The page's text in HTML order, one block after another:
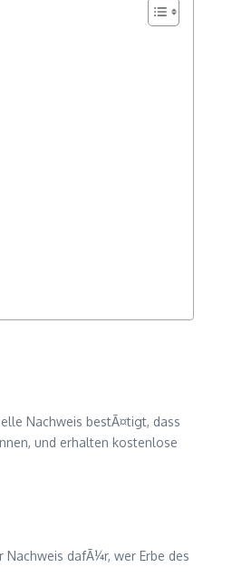
Nachweis bestÃ¤tigt, dass
und erhalten kostenlose
dafÃ¼r, wer Erbe des